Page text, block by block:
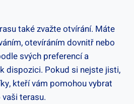
také zvažte otvírání. Máte
otevíráním dovnitř nebo
svých preferencí a
dispozici. Pokud si nejste jisti,
kteří vám pomohou vybrat
terasu.